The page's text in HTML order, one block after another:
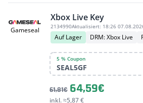
Gameseal
Xbox Live Key
2134990Aktualisiert: 18:26
Auf Lager DRM: Xbox Live
5 % Coupon
SEAL5GF
61,81€ 64,59€
inkl. ≈5,87 €